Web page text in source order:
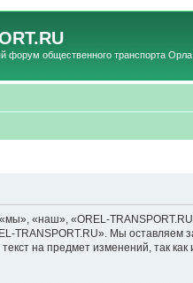
общественного транспорта Орла
«наш», «OREL-
TRANSPORT.RU». Мы
на предмет изменений, так